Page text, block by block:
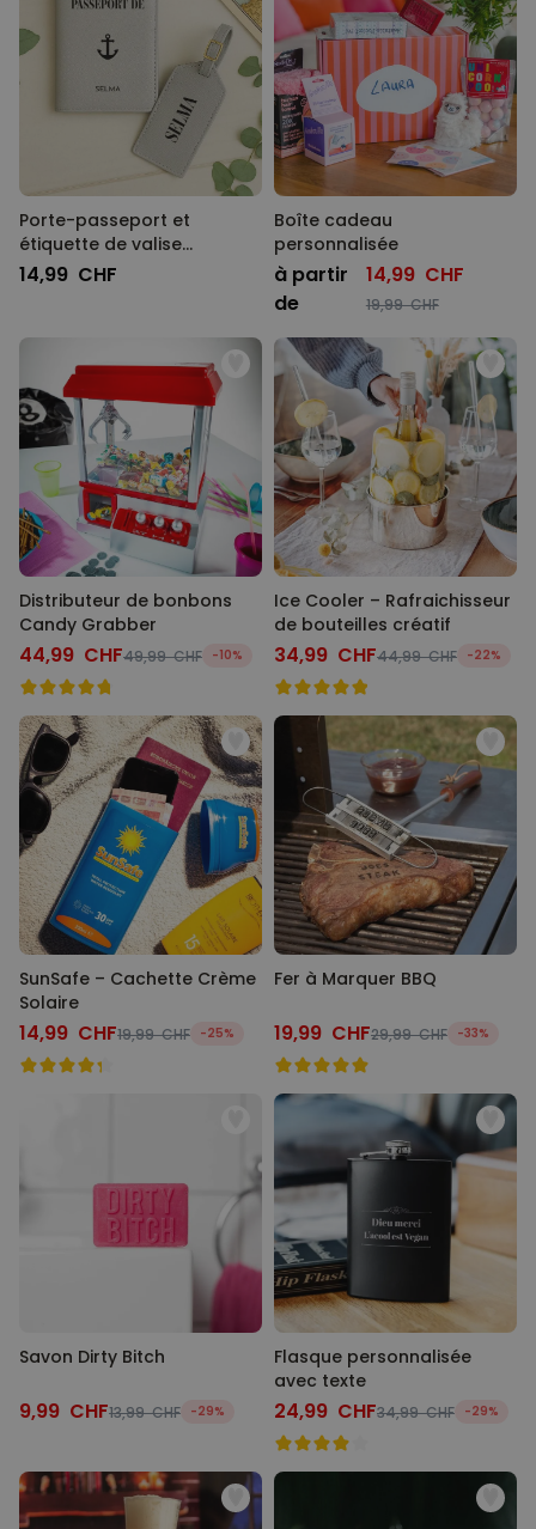
Porte-passeport et
étiquette de valise
personnalisés avec
14,99 CHF
Boîte cadeau
personnalisée
à partir
de
14,99 CHF
19,99 CHF
Distributeur de bonbons
Candy Grabber
44,99 CHF49,99 CHF -10%
Ice Cooler – Rafraichisseur
de bouteilles créatif
34,99 CHF44,99 CHF -22%
SunSafe – Cachette Crème
Solaire
14,99 CHF19,99 CHF -25%
Fer à Marquer BBQ
19,99 CHF29,99 CHF -33%
Savon Dirty Bitch
9,99 CHF13,99 CHF -29%
Flasque personnalisée
avec texte
24,99 CHF34,99 CHF -29%